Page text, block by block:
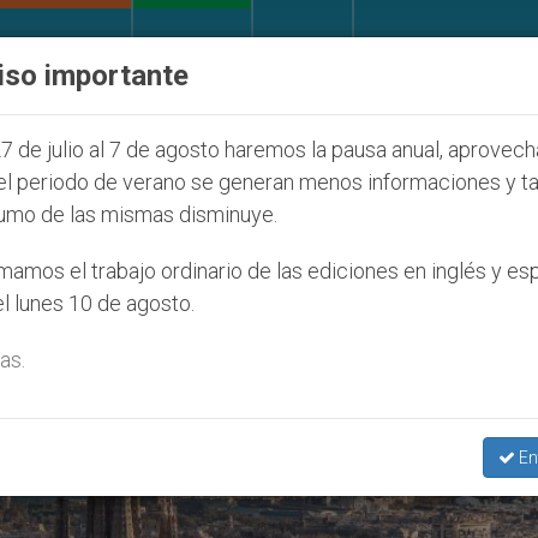
Seúl 2027
importante
de julio al 7 de agosto haremos la pausa anual,
periodo de verano se generan menos informaciones y
de las mismas disminuye.
el trabajo ordinario de las ediciones en inglés y
lunes 10 de agosto.